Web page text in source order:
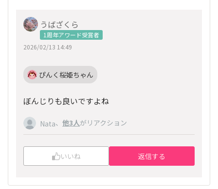
うばざくら
1周年アワード受賞者
2026/02/13 14:49
ぴんく桜姫ちゃん
ぼんじりも良いですよね
Nata、 他3人がリアクション
いいね 返信する